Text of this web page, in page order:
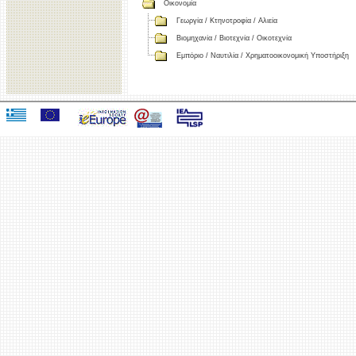
Οικονομία
Γεωργία / Κτηνοτροφία / Αλιεία
Βιομηχανία / Βιοτεχνία / Οικοτεχνία
Εμπόριο / Ναυτιλία / Χρηματοοικονομική Υποστήριξη